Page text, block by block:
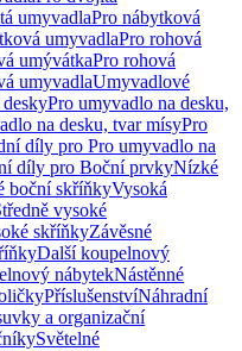
umyvadlaPro nábytková
umyvadlaPro rohová
umývátkaPro rohová
umyvadlaUmyvadlové
Pro umyvadlo na desku,
na desku, tvar mísyPro
díly pro Pro umyvadlo na
díly pro Boční prvkyNízké
boční skříňkyVysoká
vysoké
skříňkyZávěsné
Další koupelnový
nábytekNástěnné
PříslušenstvíNáhradní
a organizační
Světelné